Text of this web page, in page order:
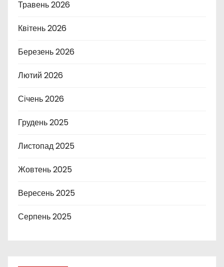
Травень 2026
Квітень 2026
Березень 2026
Лютий 2026
Січень 2026
Грудень 2025
Листопад 2025
Жовтень 2025
Вересень 2025
Серпень 2025